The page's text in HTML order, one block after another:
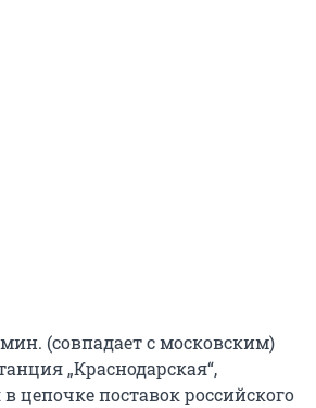
(совпадает с московским)
„Краснодарская“,
цепочке поставок российского